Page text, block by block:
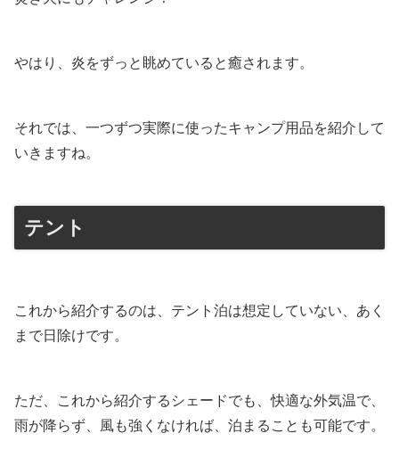
やはり、炎をずっと眺めていると癒されます。
それでは、一つずつ実際に使ったキャンプ用品を紹介して
いきますね。
テント
これから紹介するのは、テント泊は想定していない、あく
まで日除けです。
ただ、これから紹介するシェードでも、快適な外気温で、
雨が降らず、風も強くなければ、泊まることも可能です。